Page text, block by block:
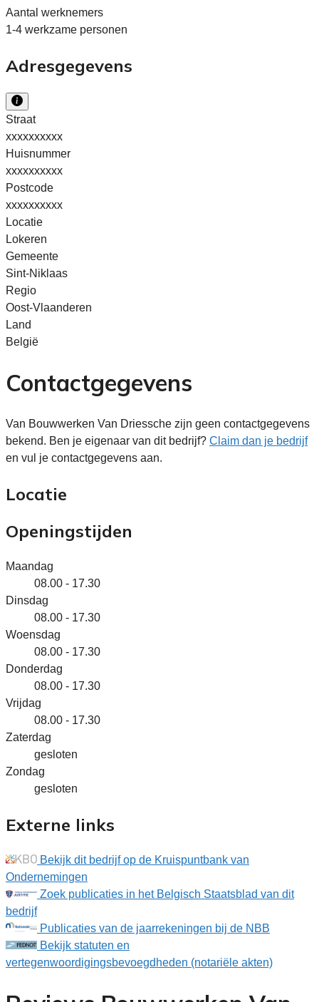
Aantal werknemers
1-4 werkzame personen
Adresgegevens
Straat
xxxxxxxxxx
Huisnummer
xxxxxxxxxx
Postcode
xxxxxxxxxx
Locatie
Lokeren
Gemeente
Sint-Niklaas
Regio
Oost-Vlaanderen
Land
België
Contactgegevens
Van Bouwwerken Van Driessche zijn geen contactgegevens
bekend. Ben je eigenaar van dit bedrijf? Claim dan je bedrijf
en vul je contactgegevens aan.
Locatie
Openingstijden
Maandag
08.00 - 17.30
Dinsdag
08.00 - 17.30
Woensdag
08.00 - 17.30
Donderdag
08.00 - 17.30
Vrijdag
08.00 - 17.30
Zaterdag
gesloten
Zondag
gesloten
Externe links
Bekijk dit bedrijf op de Kruispuntbank van
Ondernemingen
Zoek publicaties in het Belgisch Staatsblad van dit
bedrijf
Publicaties van de jaarrekeningen bij de NBB
Bekijk statuten en
vertegenwoordigingsbevoegdheden (notariële akten)